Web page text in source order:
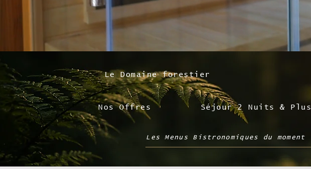
Le Domaine forestier
Nos Offres Séjour 2 Nuits & Plus
Les Menus Bistronomiques du moment